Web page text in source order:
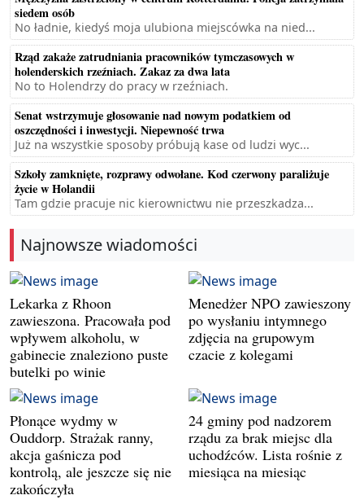
siedem osób
No ładnie, kiedyś moja ulubiona miejscówka na nied...
Rząd zakaże zatrudniania pracowników tymczasowych w
holenderskich rzeźniach. Zakaz za dwa lata
No to Holendrzy do pracy w rzeźniach.
Senat wstrzymuje głosowanie nad nowym podatkiem od
oszczędności i inwestycji. Niepewność trwa
Już na wszystkie sposoby próbują kase od ludzi wyc...
Szkoły zamknięte, rozprawy odwołane. Kod czerwony paraliżuje
życie w Holandii
Tam gdzie pracuje nic kierownictwu nie przeszkadza...
Najnowsze wiadomości
Lekarka z Rhoon
zawieszona. Pracowała pod
wpływem alkoholu, w
gabinecie znaleziono puste
butelki po winie
Menedżer NPO zawieszony
po wysłaniu intymnego
zdjęcia na grupowym
czacie z kolegami
Płonące wydmy w
Ouddorp. Strażak ranny,
akcja gaśnicza pod
kontrolą, ale jeszcze się nie
zakończyła
24 gminy pod nadzorem
rządu za brak miejsc dla
uchodźców. Lista rośnie z
miesiąca na miesiąc